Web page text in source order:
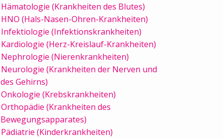
Hämatologie (Krankheiten des Blutes)
HNO (Hals-Nasen-Ohren-Krankheiten)
Infektiologie (Infektionskrankheiten)
Kardiologie (Herz-Kreislauf-Krankheiten)
Nephrologie (Nierenkrankheiten)
Neurologie (Krankheiten der Nerven und
des Gehirns)
Onkologie (Krebskrankheiten)
Orthopädie (Krankheiten des
Bewegungsapparates)
Pädiatrie (Kinderkrankheiten)